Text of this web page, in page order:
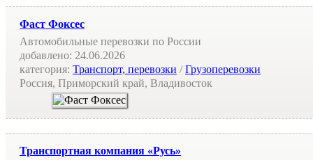
Фаст Фоксес
Автомобильные перевозки по России
добавлено: 24.06.2026
категория: Транспорт, перевозки /Грузоперевозки
Россия, Приморский край, Владивосток
Транспортная компания «Русь»